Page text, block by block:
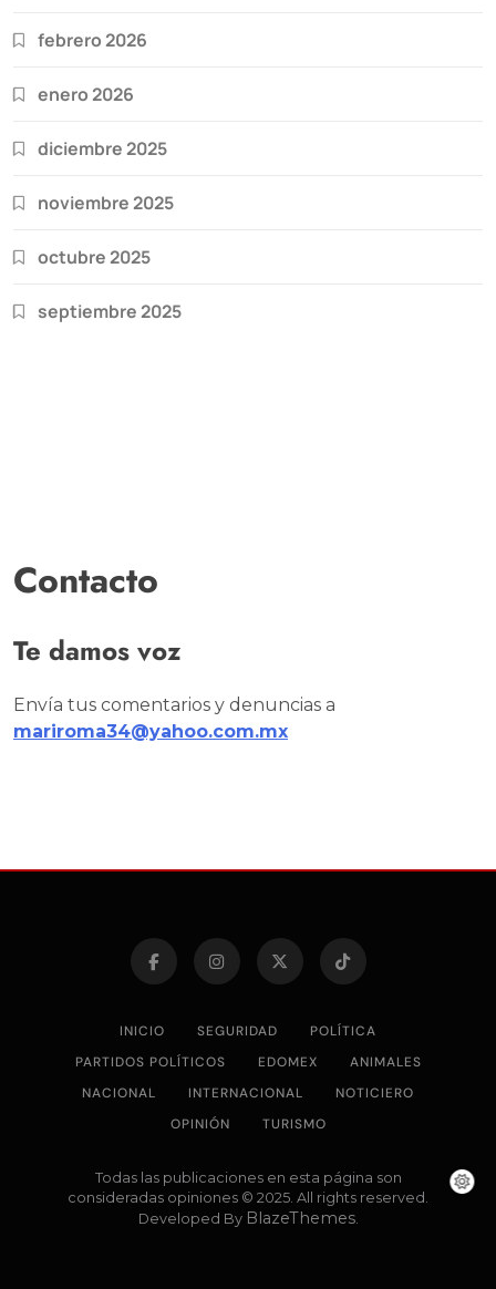
febrero 2026
enero 2026
diciembre 2025
noviembre 2025
octubre 2025
septiembre 2025
Contacto
Te damos voz
Envía tus comentarios y denuncias a
mariroma34@yahoo.com.mx
INICIO SEGURIDAD
POLÍTICA
PARTIDOS POLÍTICOS
EDOMEX
ANIMALES
NACIONAL
INTERNACIONAL
NOTICIERO
OPINIÓN
TURISMO
Todas las publicaciones en esta página son
consideradas opiniones © 2025. All rights reserved.
Developed By BlazeThemes.